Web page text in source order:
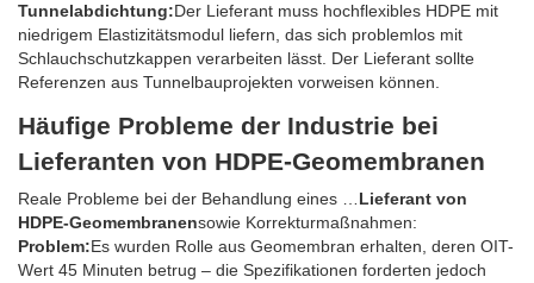
Tunnelabdichtung:Der Lieferant muss hochflexibles HDPE mit
niedrigem Elastizitätsmodul liefern, das sich problemlos mit
Schlauchschutzkappen verarbeiten lässt. Der Lieferant sollte
Referenzen aus Tunnelbauprojekten vorweisen können.
Häufige Probleme der Industrie bei
Lieferanten von HDPE-Geomembranen
Reale Probleme bei der Behandlung eines … Lieferant von
HDPE-Geomembranensowie Korrekturmaßnahmen:
Problem:Es wurden Rolle aus Geomembran erhalten, deren OIT-
Wert 45 Minuten betrug – die Spezifikationen forderten jedoch